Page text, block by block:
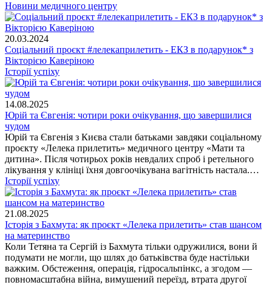
Новини медичного центру
20.03.2024
Соціальний проєкт #лелекаприлетить - ЕКЗ в подарунок* з
Вікторією Каверіною
Історії успіху
14.08.2025
Юрій та Євгенія: чотири роки очікування, що завершилися
чудом
Юрій та Євгенія з Києва стали батьками завдяки соціальному
проєкту «Лелека прилетить» медичного центру «Мати та
дитина». Після чотирьох років невдалих спроб і ретельного
лікування у клініці їхня довгоочікувана вагітність настала.…
Історії успіху
21.08.2025
Історія з Бахмута: як проєкт «Лелека прилетить» став шансом
на материнство
Коли Тетяна та Сергій із Бахмута тільки одружилися, вони й
подумати не могли, що шлях до батьківства буде настільки
важким. Обстеження, операція, гідросальпінкс, а згодом —
повномасштабна війна, вимушений переїзд, втрата другої